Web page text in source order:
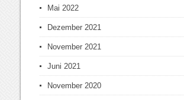
Mai 2022
Dezember 2021
November 2021
Juni 2021
November 2020